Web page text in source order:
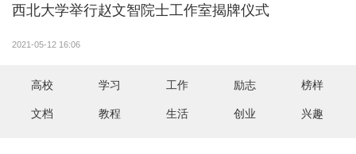
西北大学举行赵文智院士工作室揭牌仪式
2021-05-12 16:06
高校 学习 工作 励志 榜样
文档 教程 生活 创业 兴趣